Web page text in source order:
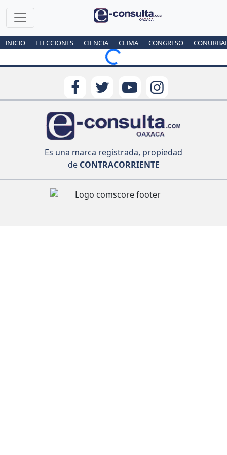
INICIO ELECCIONES CIENCIA CLIMA CONGRESO
Loading...
Es una marca registrada, propiedad
deCONTRACORRIENTE